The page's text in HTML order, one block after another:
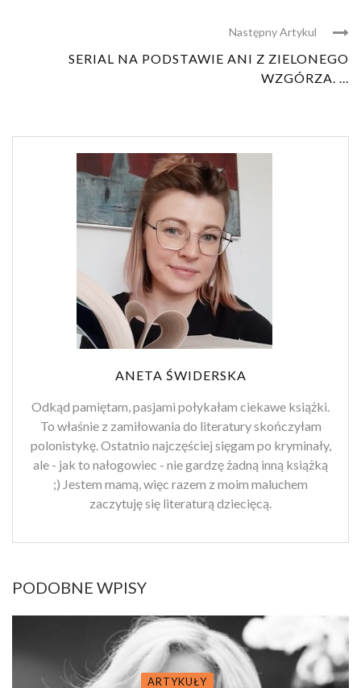
Następny Artykul
SERIAL NA PODSTAWIE ANI Z ZIELONEGO
WZGÓRZA. ...
ANETA ŚWIDERSKA
Odkąd pamiętam, pasjami połykałam ciekawe książki.
To właśnie z zamiłowania do literatury skończyłam
polonistykę. Ostatnio najczęściej sięgam po kryminały,
ale - jak to nałogowiec - nie gardzę żadną inną książką
;) Jestem mamą, więc razem z moim maluchem
zaczytuję się literaturą dziecięcą.
PODOBNE WPISY
ARTYKUŁY